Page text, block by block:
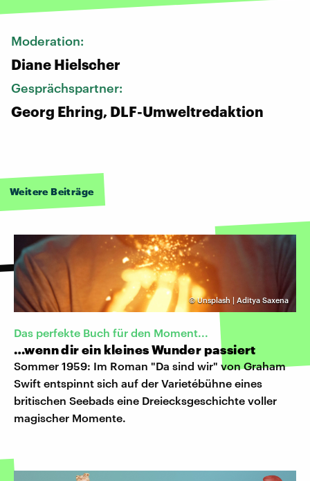
Moderation:
Diane Hielscher
Gesprächspartner:
Georg Ehring, DLF-Umweltredaktion
Weitere Beiträge
©Unsplash | Aditya Saxena
Das perfekte Buch für den Moment...
…wenn dir ein kleines Wunder passiert
Sommer 1959: Im Roman "Da sind wir" von Graham
Swift entspinnt sich auf der Varietébühne eines
britischen Seebads eine Dreiecksgeschichte voller
magischer Momente.